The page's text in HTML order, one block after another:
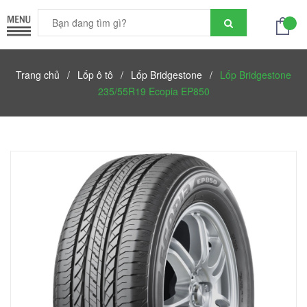
Trang chủ / Lốp ô tô / Lốp Bridgestone / Lốp Bridgestone
235/55R19 Ecopia EP850